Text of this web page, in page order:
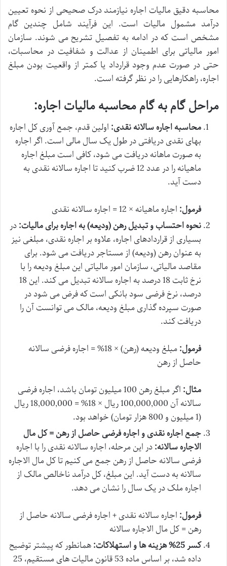
محاسبه دقیق مالیات اجاره نیازمند درک صحیحی از نحوه تعیین
درآمد مشمول مالیات است. این فرآیند شامل چندین گام
مشخص است که در ادامه به تفصیل تشریح می شوند. سازمان
امور مالیاتی برای اطمینان از عدالت و شفافیت در محاسبات،
حتی در صورت عدم وجود قرارداد یا کمتر از واقعیت بودن مبلغ
اجاره، راهکارهایی را در نظر گرفته است.
مراحل گام به گام محاسبه مالیات اجاره:
محاسبه اجاره سالانه نقدی: اولین قدم، جمع آوری کل اجاره
بهای نقدی دریافتی در طول یک سال مالی است. اگر اجاره
به صورت ماهانه دریافت می شود، کافی است مبلغ اجاره
ماهیانه را در عدد 12 ضرب کنید تا اجاره سالانه نقدی به
دست آید.
فرمول: اجاره ماهیانه × 12 = اجاره سالانه نقدی
نحوه احتساب و تبدیل رهن (ودیعه) به اجاره برای مالیات:در
بسیاری از قراردادهای اجاره، علاوه بر اجاره نقدی، مبلغی نیز
به عنوان رهن (ودیعه) از مستاجر دریافت می شود. برای
مقاصد مالیاتی، سازمان امور مالیاتی این مبلغ ودیعه را با
نرخ ثابت 18 درصد به اجاره سالانه تبدیل می کند. این 18
درصد، نرخ فرضی سود بانکی است که فرض می شود در
صورت سپرده گذاری مبلغ ودیعه، مالک می توانست آن را
دریافت کند.
فرمول:
مبلغ ودیعه (رهن) × 18% = اجاره فرضی سالانه
حاصل از رهن
مثال:
اگر مبلغ رهن 100 میلیون تومان باشد، اجاره فرضی
سالانه آن 100,000,000 ریال × 18% = 18,000,000 ریال
(1 میلیون و 800 هزار تومان) خواهد بود.
جمع اجاره نقدی و اجاره فرضی حاصل از رهن = کل مال
الاجاره سالانه:در این مرحله، اجاره سالانه نقدی را با اجاره
فرضی سالانه حاصل از رهن جمع می کنیم تا کل مال الاجاره
سالانه به دست آید. این مبلغ، کل درآمد ناخالص مالک از
اجاره ملک در یک سال را نشان می دهد.
فرمول: اجاره سالانه نقدی + اجاره فرضی سالانه حاصل از
رهن = کل مال الاجاره سالانه
کسر 25% هزینه ها و استهلاکات:
همانطور که پیشتر توضیح
داده شد، بر اساس ماده 53 قانون مالیات های مستقیم، 25